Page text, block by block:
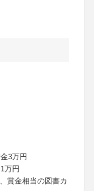
3万円
万円
賞金相当の図書カ